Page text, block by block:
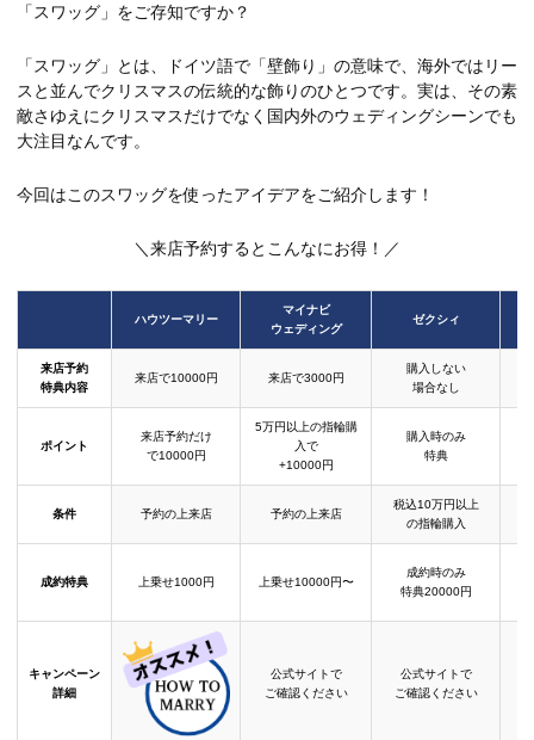
「スワッグ」をご存知ですか？
「スワッグ」とは、ドイツ語で「壁飾り」の意味で、海外ではリー
スと並んでクリスマスの伝統的な飾りのひとつです。実は、その素
敵さゆえにクリスマスだけでなく国内外のウェディングシーンでも
大注目なんです。
今回はこのスワッグを使ったアイデアをご紹介します！
＼来店予約するとこんなにお得！／
ハウツーマリー
マイナビ
ウェディング
ゼクシィ
来店予約
特典内容
来店で10000円 来店で3000円
購入しない
場合なし
ポイント
来店予約だけ
で10000円
5万円以上の指輪購
入で
+10000円
購入時のみ
特典
条件 予約の上来店 予約の上来店
税込10万円以上
の指輪購入
成約特典 上乗せ1000円 上乗せ10000円〜
成約時のみ
特典20000円
キャンペーン
詳細
公式サイトで
ご確認ください
公式サイトで
ご確認ください